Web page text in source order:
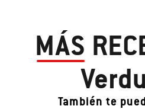
MÁS
También te